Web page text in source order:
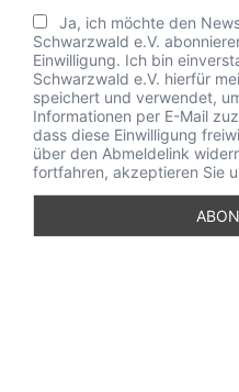
Ja, ich möchte den
Schwarzwald e.V.
Einwilligung. Ich bin
Schwarzwald e.V. hierfür
speichert und verwendet,
Informationen per E-Mail
dass diese Einwilligung
über den Abmeldelink
fortfahren, akzeptieren Sie